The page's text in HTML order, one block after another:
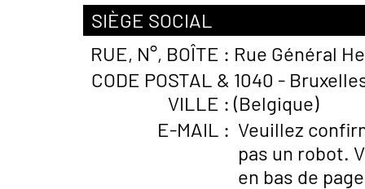
SIÈGE SOCIAL
RUE, N°, BOÎTE : Rue Général
CODE POSTAL &
VILLE :
1040 -
(Belgique)
E-MAIL : Veuillez
pas un robot.
en bas de